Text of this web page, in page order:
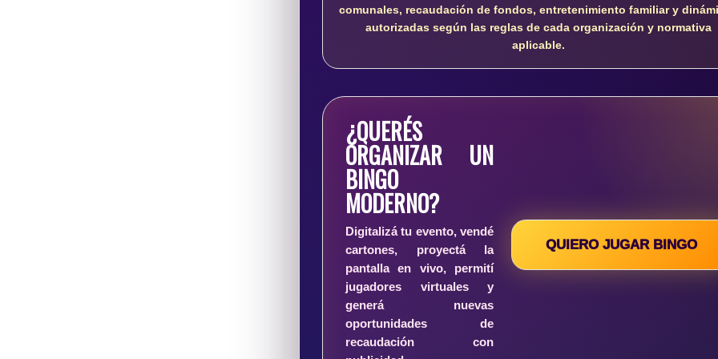
comunales, recaudación de fondos, entretenimiento familiar y
autorizadas según las reglas de cada organización y normativa
aplicable.
¿QUERÉS
ORGANIZAR UN
BINGO
MODERNO?
Digitalizá tu evento, vendé
cartones, proyectá la
pantalla en vivo, permití
jugadores virtuales y
generá nuevas
oportunidades de
recaudación con
QUIERO JUGAR BINGO